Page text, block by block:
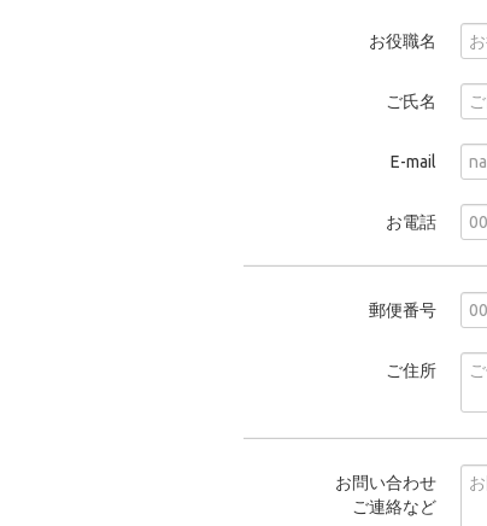
お役職名
ご氏名
E-mail
お電話
郵便番号
ご住所
お問い合わせ
ご連絡など